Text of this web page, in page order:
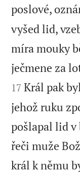
poslové,
vyšed lid,
míra mouky
ječmene za
17 Král pak
jehož ruku
pošlapal lid v
řeči muže
král k němu